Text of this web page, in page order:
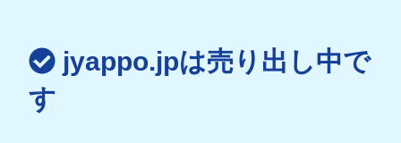
jyappo.jpは売り出し中で
す